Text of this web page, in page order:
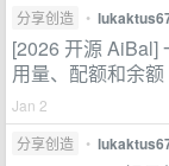
分享创造 •
[2026 开源 AiBal]
用量、配额和余额
Jan 2
分享创造
•